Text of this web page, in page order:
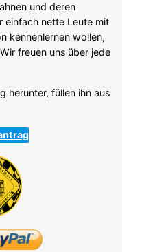
und deren
einfach nette Leute mit
kennenlernen wollen,
freuen uns über jede
herunter, füllen ihn aus